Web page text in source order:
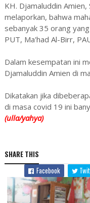
KH. Djamaluddin Amien,
melaporkan, bahwa
sebanyak 35 orang
PUT, Ma'had Al-Birr,
Dalam kesempatan ini
Djamaluddin Amien di
Dikatakan jika
di masa covid 19 ini
(ulla/yahya)
SHARE THIS
Facebook